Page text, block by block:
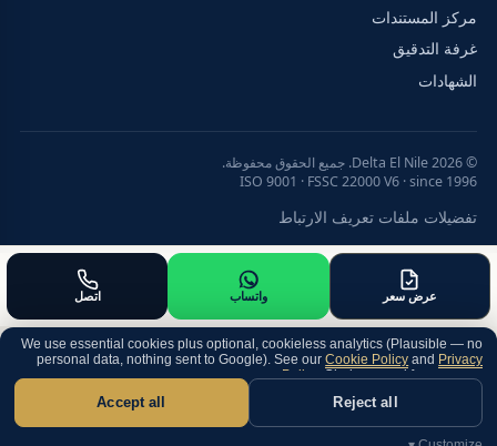
مركز المستندات
غرفة التدقيق
الشهادات
© 2026 Delta El Nile. جميع الحقوق محفوظة.
ISO 9001 · FSSC 22000 V6 · since 1996
تفضيلات ملفات تعريف الارتباط
عرض سعر واتساب اتصل
We use essential cookies plus optional, cookieless analytics (Plausible — no
personal data, nothing sent to Google). See ourCookie Policy and Privacy
Policy
. Choice saved for one year.
Reject all
Accept all